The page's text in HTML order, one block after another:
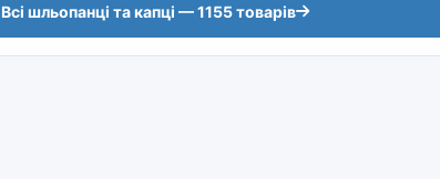
Всі шльопанці та капці — 1155 товарів